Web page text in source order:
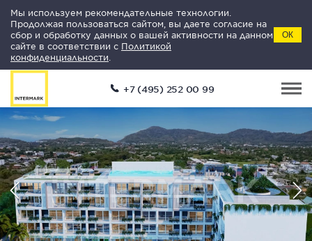
Мы используем рекомендательные технологии.
Продолжая пользоваться сайтом, вы даете согласие на
сбор и обработку данных о вашей активности на данном
сайте в соответствии с Политикой
конфиденциальности
ОК
+7 (495) 252 00 99